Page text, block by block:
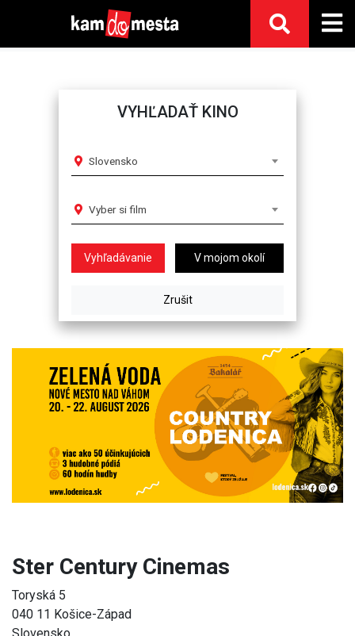
VYHĽADAŤ KINO
Slovensko
Vyber si film
V mojom okolí
Next
Ster Century Cinemas
Toryská 5
040 11 Košice-Západ